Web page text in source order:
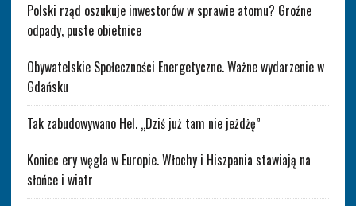
Polski rząd oszukuje inwestorów w sprawie atomu? Groźne
odpady, puste obietnice
Obywatelskie Społeczności Energetyczne. Ważne wydarzenie w
Gdańsku
Tak zabudowywano Hel. „Dziś już tam nie jeżdżę”
Koniec ery węgla w Europie. Włochy i Hiszpania stawiają na
słońce i wiatr